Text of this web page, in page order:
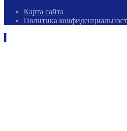
Карта сайта
Политика